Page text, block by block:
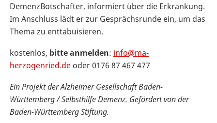
DemenzBotschafter, informiert über die Erkrankung.
Im Anschluss lädt er zur Gesprächsrunde ein, um das
Thema zu enttabuisieren.
kostenlos, bitte anmelden: info@ma-
herzogenried.de oder 0176 87 467 477
Ein Projekt der Alzheimer Gesellschaft Baden-
Württemberg / Selbsthilfe Demenz. Gefördert von der
Baden-Württemberg Stiftung.